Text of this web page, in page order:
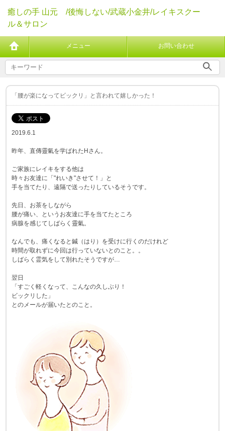
癒しの手 山元 /後悔しない/武蔵小金井/レイキスクー
ル＆サロン
メニュー お問い合わせ
「腰が楽になってビックリ」と言われて嬉しかった！
2019.6.1
昨年、直傳靈氣を学ばれたHさん。
ご家族にレイキをする他は
時々お友達に「"れいき"させて！」と
手を当てたり、遠隔で送ったりしているそうです。
先日、お茶をしながら
腰が痛い、というお友達に手を当てたところ
病腺を感じてしばらく靈氣。
なんでも、痛くなると鍼（はり）を受けに行くのだけれど
時間が取れずに今回は行っていないとのこと。。
しばらく霊気をして別れたそうですが…
翌日
「すごく軽くなって、こんなの久しぶり！
ビックリした」
とのメールが届いたとのこと。